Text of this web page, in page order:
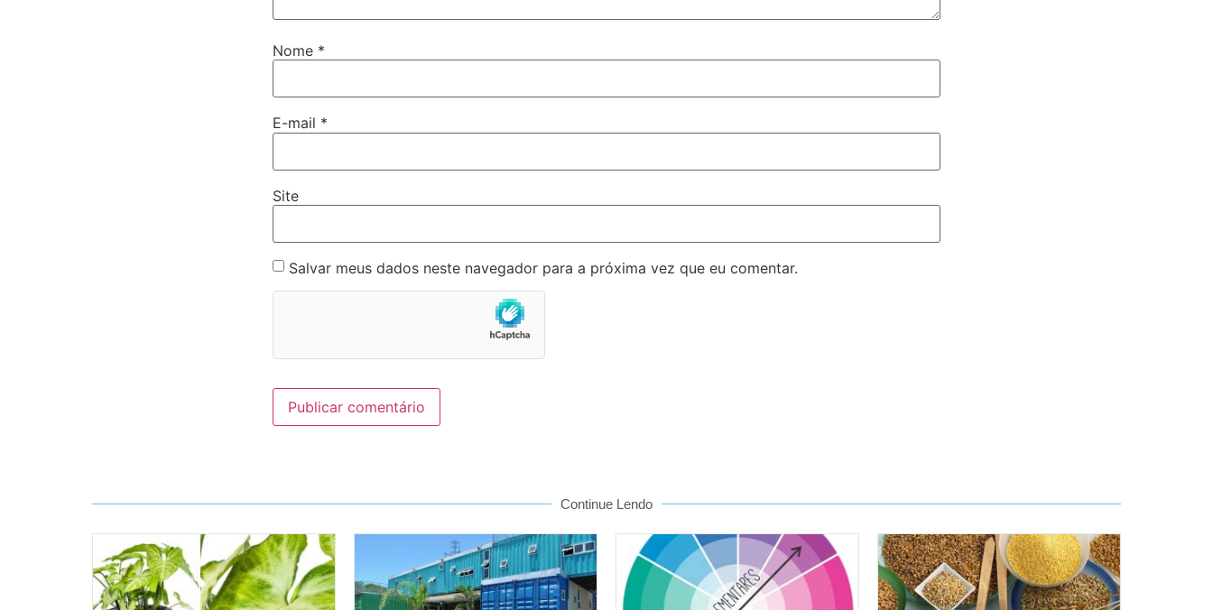
Nome *
E-mail *
Site
Salvar meus dados neste navegador para a próxima vez que eu comentar.
Continue Lendo